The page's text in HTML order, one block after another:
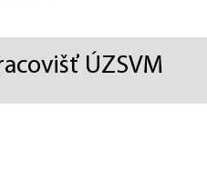
ÚZSVM